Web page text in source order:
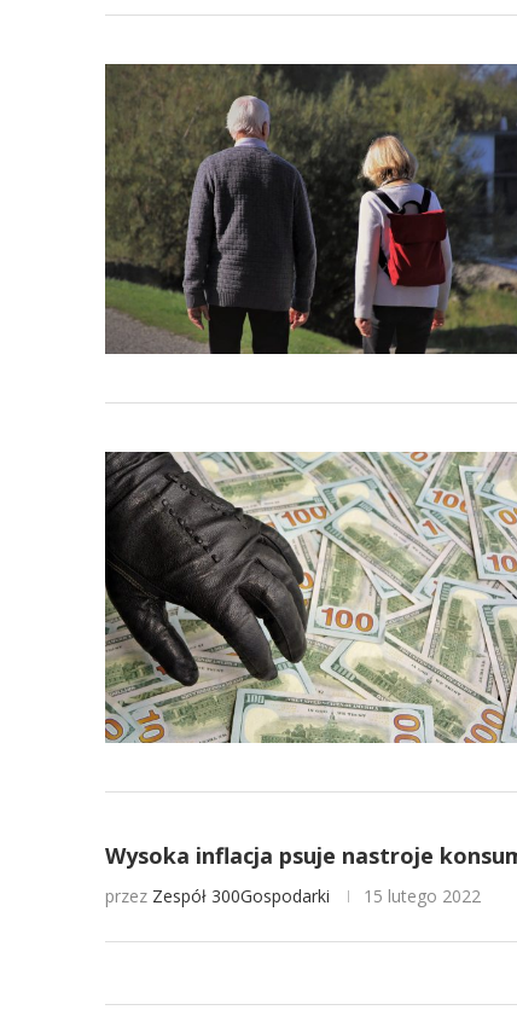
Wysoka inflacja psuje nastroje
przez Zespół 300Gospodarki 15 lutego 2022